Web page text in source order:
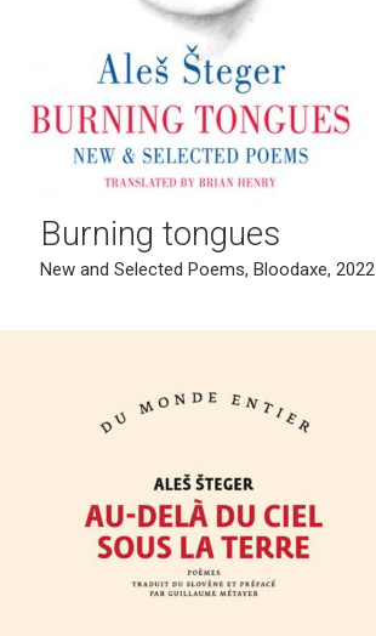
Burning tongues
New and Selected Poems, Bloodaxe, 2022